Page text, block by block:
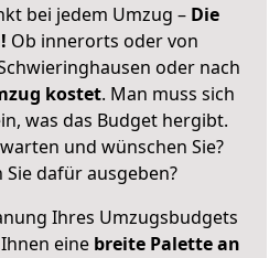
bei jedem Umzug – Die
Ob innerorts oder von
oder nach
kostet. Man muss sich
was das Budget hergibt.
und wünschen Sie?
Sie dafür ausgeben?
Ihres Umzugsbudgets
eine breite Palette an